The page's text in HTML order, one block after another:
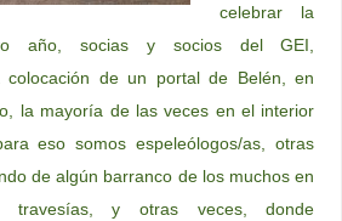
celebrar la
año, socias y socios del GEI,
colocación de un portal de Belén, en
la mayoría de las veces en el interior
eso somos espeleólogos/as, otras
de algún barranco de los muchos en
travesías, y otras veces, donde